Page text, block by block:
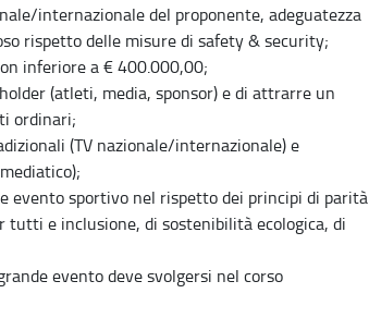
internazionale del proponente, adeguatezza
rispetto delle misure di safety & security;
inferiore a € 400.000,00;
(atleti, media, sponsor) e di attrarre un
ordinari;
(TV nazionale/internazionale) e
evento sportivo nel rispetto dei principi di parità
e inclusione, di sostenibilità ecologica, di
evento deve svolgersi nel corso